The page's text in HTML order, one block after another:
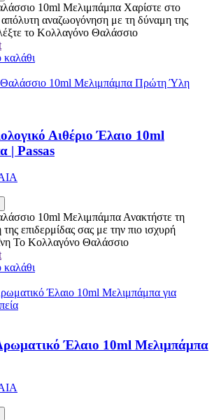
10ml Μελιμπάμπα Χαρίστε στο
αναζωογόνηση με τη δύναμη της
το Κολλαγόνο Θαλάσσιο
Αιθέριο Έλαιο 10ml
| Passas
10ml Μελιμπάμπα Ανακτήστε τη
επιδερμίδας σας με την πιο ισχυρή
Το Κολλαγόνο Θαλάσσιο
Έλαιο 10ml Μελιμπάμπα